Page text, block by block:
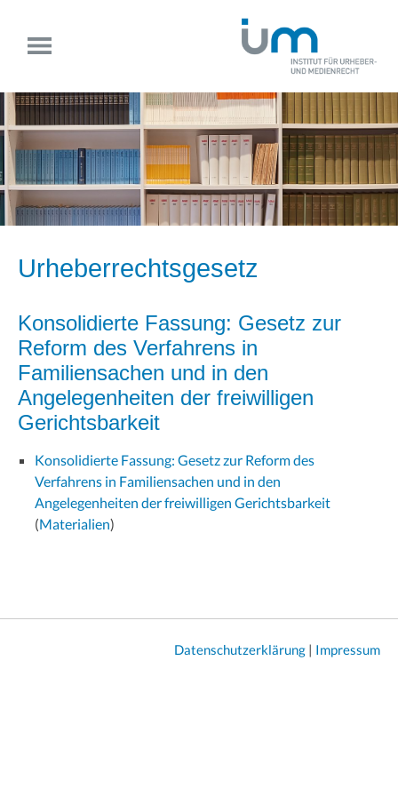
Urheberrechtsgesetz
Konsolidierte Fassung: Gesetz zur
Reform des Verfahrens in
Familiensachen und in den
Angelegenheiten der freiwilligen
Gerichtsbarkeit
Konsolidierte Fassung: Gesetz zur Reform des
Verfahrens in Familiensachen und in den
Angelegenheiten der freiwilligen Gerichtsbarkeit
(Materialien)
Datenschutzerklärung | Impressum